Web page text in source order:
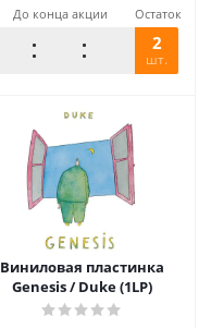
До конца акции Остаток
2
шт.
Виниловая пластинка
Genesis / Duke (1LP)